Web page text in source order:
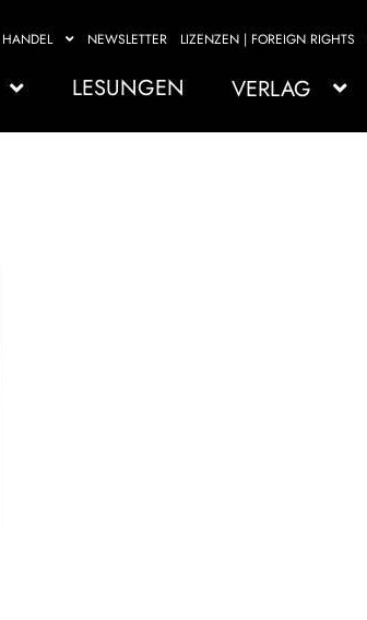
HANDEL NEWSLETTER LIZENZEN | FOREIGN RIGHTS
LESUNGEN VERLAG